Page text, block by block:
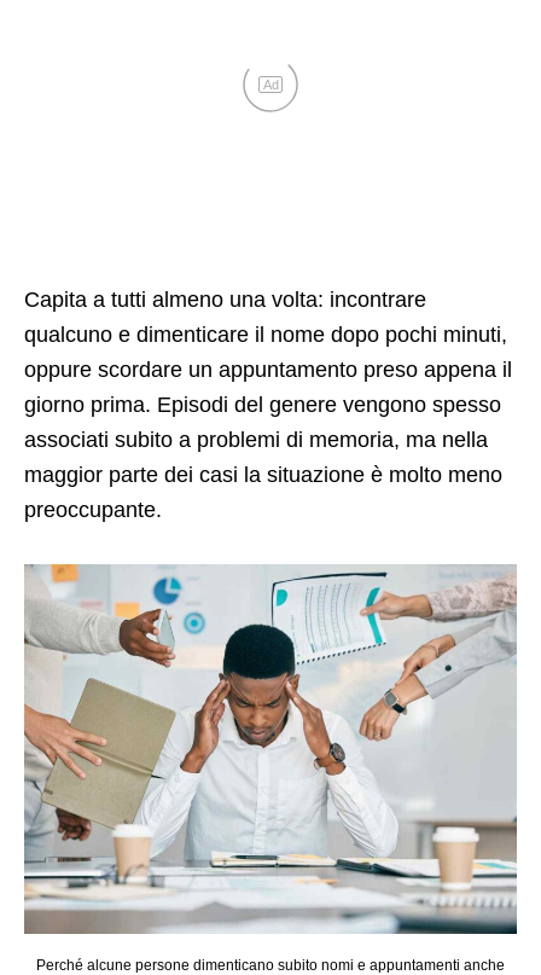
Ad
Capita a tutti almeno una volta: incontrare
qualcuno e dimenticare il nome dopo pochi minuti,
oppure scordare un appuntamento preso appena il
giorno prima. Episodi del genere vengono spesso
associati subito a problemi di memoria, ma nella
maggior parte dei casi la situazione è molto meno
preoccupante.
Perché alcune persone dimenticano subito nomi e appuntamenti anche